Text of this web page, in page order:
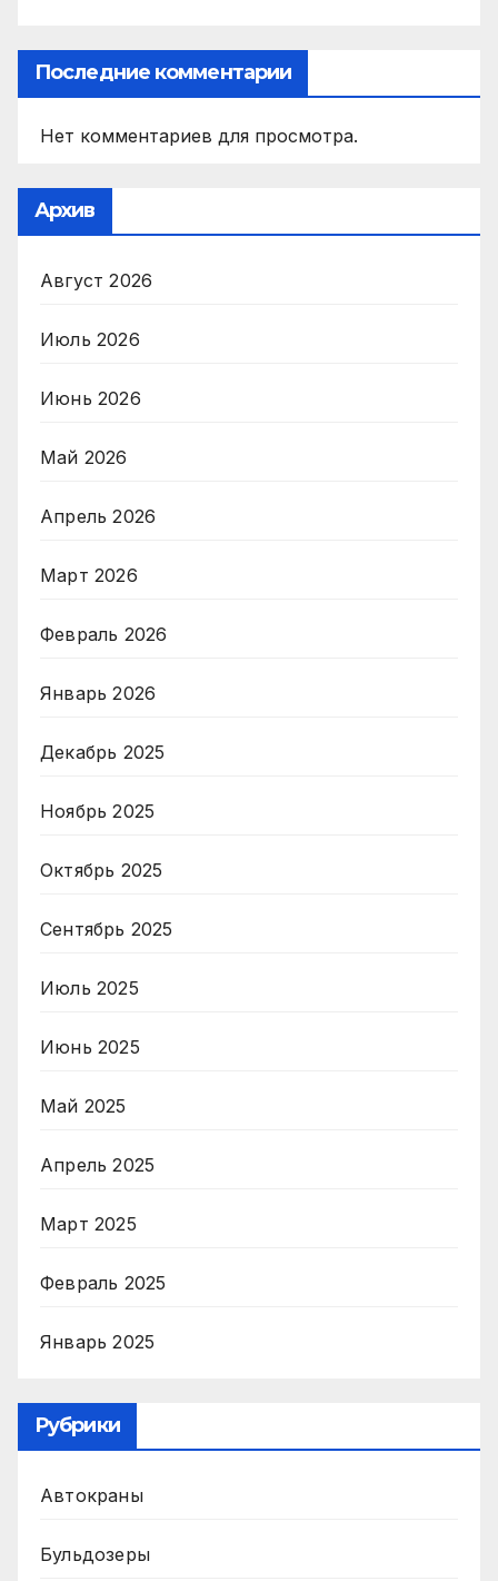
Последние комментарии
Нет комментариев для просмотра.
Архив
Август 2026
Июль 2026
Июнь 2026
Май 2026
Апрель 2026
Март 2026
Февраль 2026
Январь 2026
Декабрь 2025
Ноябрь 2025
Октябрь 2025
Сентябрь 2025
Июль 2025
Июнь 2025
Май 2025
Апрель 2025
Март 2025
Февраль 2025
Январь 2025
Рубрики
Автокраны
Бульдозеры